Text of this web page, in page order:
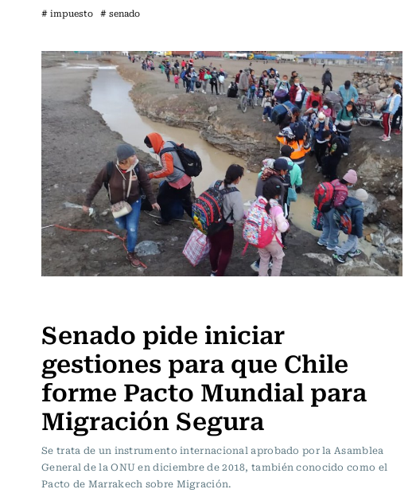
# impuesto # senado
Senado pide iniciar
gestiones para que Chile
forme Pacto Mundial para
Migración Segura
Se trata de un instrumento internacional aprobado por la Asamblea
General de la ONU en diciembre de 2018, también conocido como el
Pacto de Marrakech sobre Migración.